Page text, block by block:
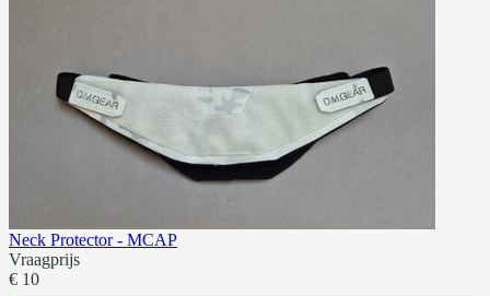
Neck Protector - MCAP
Vraagprijs
€ 10